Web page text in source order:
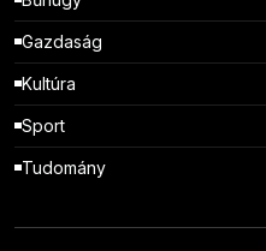
Gazdaság
Kultúra
Sport
Tudomány